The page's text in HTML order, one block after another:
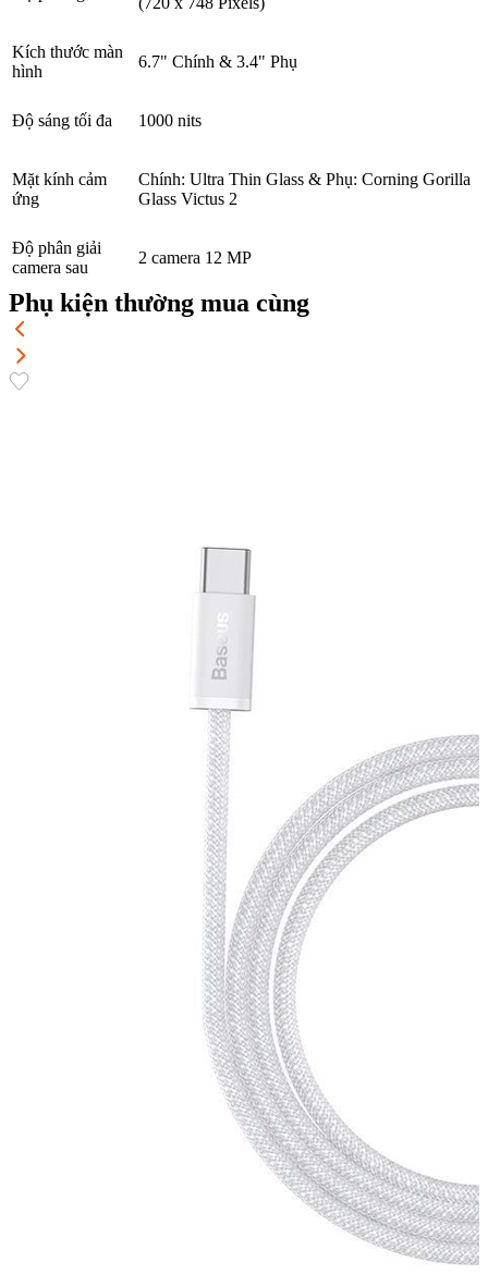
Kích thước màn
hình
6.7" Chính & 3.4" Phụ
Độ sáng tối đa 1000 nits
Mặt kính cảm
ứng
Chính: Ultra Thin Glass & Phụ: Corning Gorilla
Glass Victus 2
Độ phân giải
camera sau
2 camera 12 MP
Phụ kiện thường mua cùng